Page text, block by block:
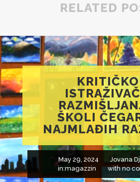
RELATED
ŠKOLI
NAJMLAĐIH
May 29, 2024
Jovana
in:magazzin withno